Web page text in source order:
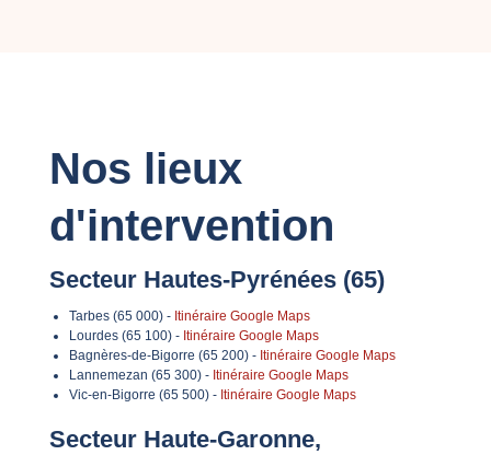
Nos lieux
d'intervention
Secteur Hautes-Pyrénées (65)
Tarbes (65 000) - Itinéraire Google Maps
Lourdes (65 100) - Itinéraire Google Maps
Bagnères-de-Bigorre (65 200) - Itinéraire Google Maps
Lannemezan (65 300) - Itinéraire Google Maps
Vic-en-Bigorre (65 500) - Itinéraire Google Maps
Secteur Haute-Garonne,